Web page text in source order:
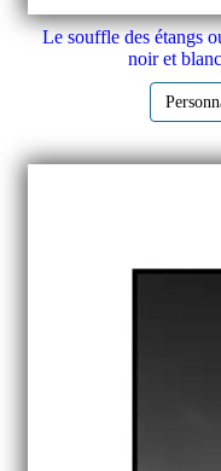
Le souffle des étangs
noir et